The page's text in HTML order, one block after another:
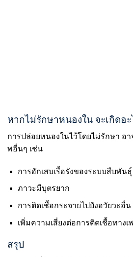
หากไม่รักษาหนองใน จะเกิดอ
การปล่อยหนองในไว้โดยไม่รักษา อ
พอื่นๆ เช่น
การอักเสบเรื้อรังของระบบสืบพันธุ์
ภาวะมีบุตรยาก
การติดเชื้อกระจายไปยังอวัยวะอื่น
เพิ่มความเสี่ยงต่อการติดเชื้อทาง
สรุป